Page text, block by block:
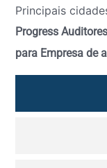
Principais
Progress
para Empresa de